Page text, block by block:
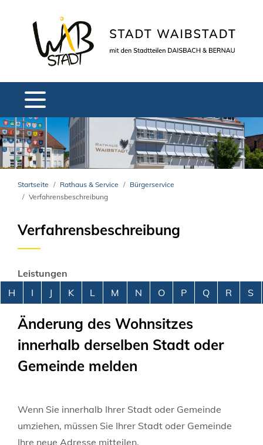
Startseite Rathaus & Service
Bürgerservice
Verfahrensbeschreibung
Verfahrensbeschreibung
Leistungen
Alphabetisches Register überspringen
H I J K L M N O P Q R S
Änderung des Wohnsitzes
innerhalb derselben Stadt oder
Gemeinde melden
Wenn Sie innerhalb Ihrer Stadt oder Gemeinde
umziehen, müssen Sie Ihrer Stadt oder Gemeinde
Ihre neue Adresse mitteilen.